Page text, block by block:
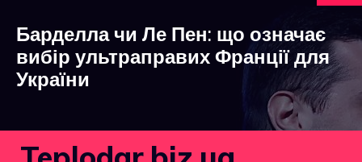
Барделла чи Ле Пен: що означає
вибір ультраправих Франції для
України